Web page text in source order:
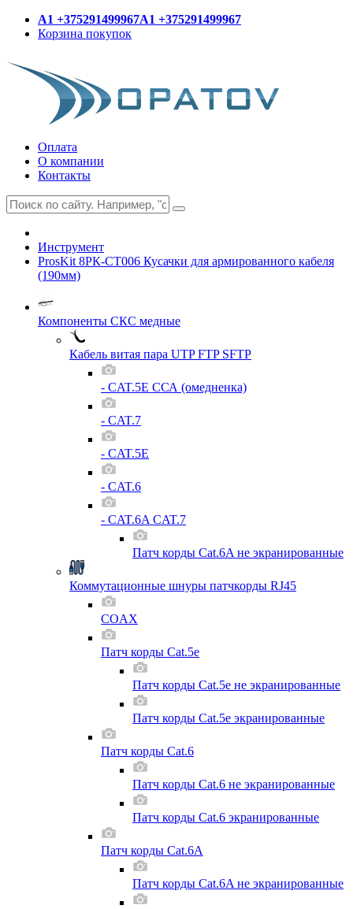
A1 +375291499967A1 +375291499967
Корзина покупок
Оплата
О компании
Контакты
Инструмент
ProsKit 8РК-СТ006 Кусачки для армированного кабеля
(190мм)
Компоненты СКС медные
Кабель витая пара UTP FTP SFTP
- CAT.5E ССА (омедненка)
- CAT.7
- CAT.5E
- CAT.6
- CAT.6A CAT.7
Патч корды Cat.6A не экранированные
Коммутационные шнуры патчкорды RJ45
COAX
Патч корды Cat.5e
Патч корды Cat.5e не экранированные
Патч корды Cat.5e экранированные
Патч корды Cat.6
Патч корды Cat.6 не экранированные
Патч корды Cat.6 экранированные
Патч корды Cat.6A
Патч корды Cat.6A не экранированные